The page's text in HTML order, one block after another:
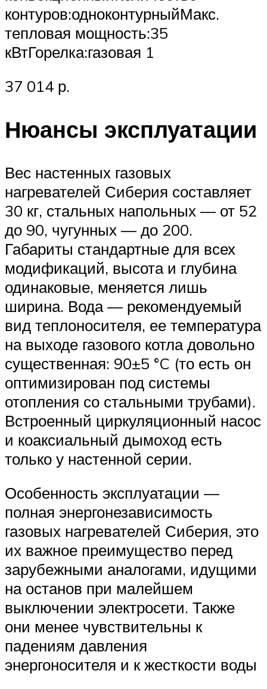
контуров:одноконтурныйМакс.
тепловая мощность:35
кВтГорелка:газовая 1
37 014 р.
Нюансы эксплуатации
Вес настенных газовых
нагревателей Сиберия составляет
30 кг, стальных напольных — от 52
до 90, чугунных — до 200.
Габариты стандартные для всех
модификаций, высота и глубина
одинаковые, меняется лишь
ширина. Вода — рекомендуемый
вид теплоносителя, ее температура
на выходе газового котла довольно
существенная: 90±5 °C (то есть он
оптимизирован под системы
отопления со стальными трубами).
Встроенный циркуляционный насос
и коаксиальный дымоход есть
только у настенной серии.
Особенность эксплуатации —
полная энергонезависимость
газовых нагревателей Сиберия, это
их важное преимущество перед
зарубежными аналогами, идущими
на останов при малейшем
выключении электросети. Также
они менее чувствительны к
падениям давления
энергоносителя и к жесткости воды